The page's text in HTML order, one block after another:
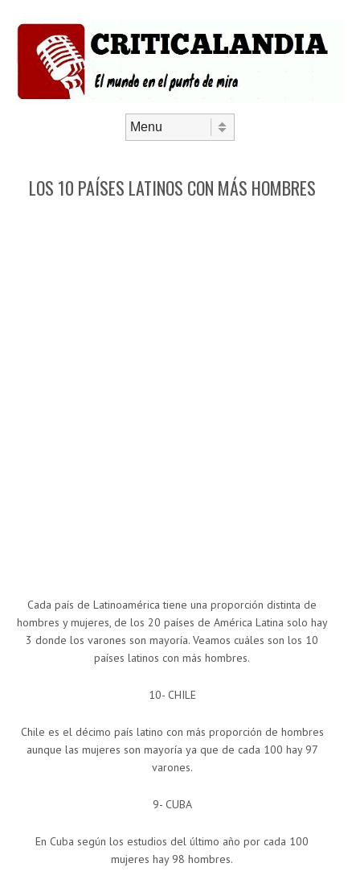
LOS 10 PAÍSES LATINOS CON MÁS HOMBRES
Cada país de Latinoamérica tiene una proporción distinta de
hombres y mujeres, de los 20 países de América Latina solo hay
3 donde los varones son mayoría. Veamos cuáles son los 10
países latinos con más hombres.
10- CHILE
Chile es el décimo país latino con más proporción de hombres
aunque las mujeres son mayoría ya que de cada 100 hay 97
varones.
9- CUBA
En Cuba según los estudios del último año por cada 100
mujeres hay 98 hombres.